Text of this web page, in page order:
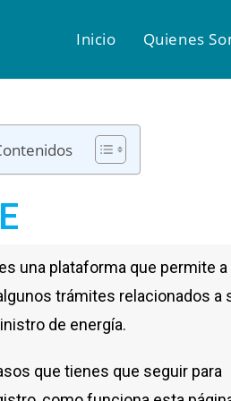
Inicio Quienes
una plataforma que permite
trámites relacionados a
de energía.
que tienes que seguir para